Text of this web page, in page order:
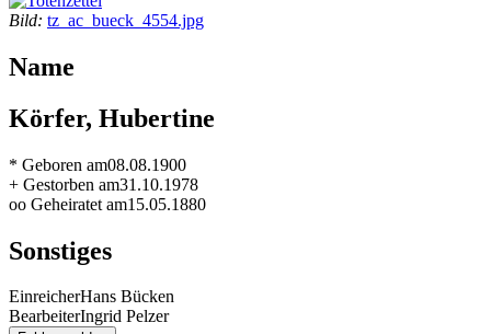
Bild: tz_ac_bueck_4554.jpg
Name
Körfer, Hubertine
* Geboren am08.08.1900
+ Gestorben am31.10.1978
oo Geheiratet am15.05.1880
Sonstiges
EinreicherHans Bücken
BearbeiterIngrid Pelzer